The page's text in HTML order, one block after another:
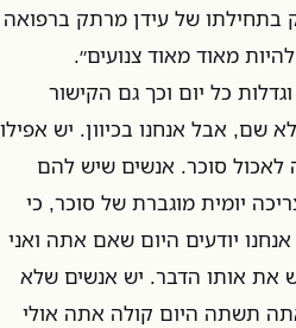
בתחילתו של עידן מרתק ברפואה
מאוד מאוד צנועים״.
כל יום וכך גם הקישור
שם, אבל אנחנו בכיוון. יש אפילו
לאכול סוכר. אנשים שיש להם
יומית מוגברת של סוכר, כי
יודעים היום שאם אתה ואני
את אותו הדבר. יש אנשים שלא
תשתה היום קולה אתה אולי